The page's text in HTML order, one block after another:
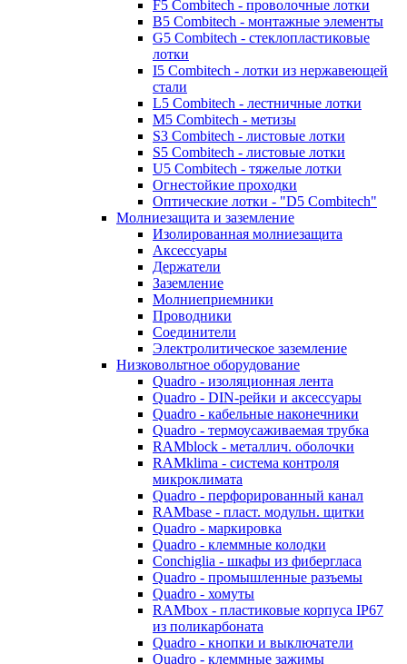
F5 Combitech - проволочные лотки
B5 Combitech - монтажные элементы
G5 Combitech - стеклопластиковые
лотки
I5 Combitech - лотки из нержавеющей
стали
L5 Combitech - лестничные лотки
M5 Combitech - метизы
S3 Combitech - листовые лотки
S5 Combitech - листовые лотки
U5 Combitech - тяжелые лотки
Огнестойкие проходки
Оптические лотки - "D5 Combitech"
Молниезащита и заземление
Изолированная молниезащита
Аксессуары
Держатели
Заземление
Молниеприемники
Проводники
Соединители
Электролитическое заземление
Низковольтное оборудование
Quadro - изоляционная лента
Quadro - DIN-рейки и аксессуары
Quadro - кабельные наконечники
Quadro - термоусаживаемая трубка
RAMblock - металлич. оболочки
RAMklima - система контроля
микроклимата
Quadro - перфорированный канал
RAMbase - пласт. модульн. щитки
Quadro - маркировка
Quadro - клеммные колодки
Conchiglia - шкафы из фибергласа
Quadro - промышленные разъемы
Quadro - хомуты
RAMbox - пластиковые корпуса IP67
из поликарбоната
Quadro - кнопки и выключатели
Quadro - клеммные зажимы